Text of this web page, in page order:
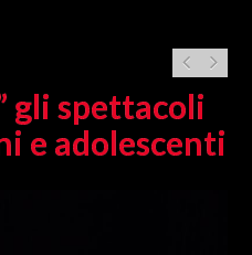
gli spettacoli
e adolescenti